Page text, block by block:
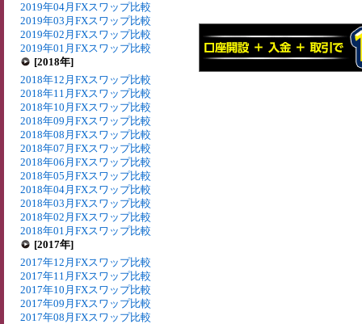
2019年04月FXスワップ比較
2019年03月FXスワップ比較
2019年02月FXスワップ比較
2019年01月FXスワップ比較
[2018年]
2018年12月FXスワップ比較
2018年11月FXスワップ比較
2018年10月FXスワップ比較
2018年09月FXスワップ比較
2018年08月FXスワップ比較
2018年07月FXスワップ比較
2018年06月FXスワップ比較
2018年05月FXスワップ比較
2018年04月FXスワップ比較
2018年03月FXスワップ比較
2018年02月FXスワップ比較
2018年01月FXスワップ比較
[2017年]
2017年12月FXスワップ比較
2017年11月FXスワップ比較
2017年10月FXスワップ比較
2017年09月FXスワップ比較
2017年08月FXスワップ比較